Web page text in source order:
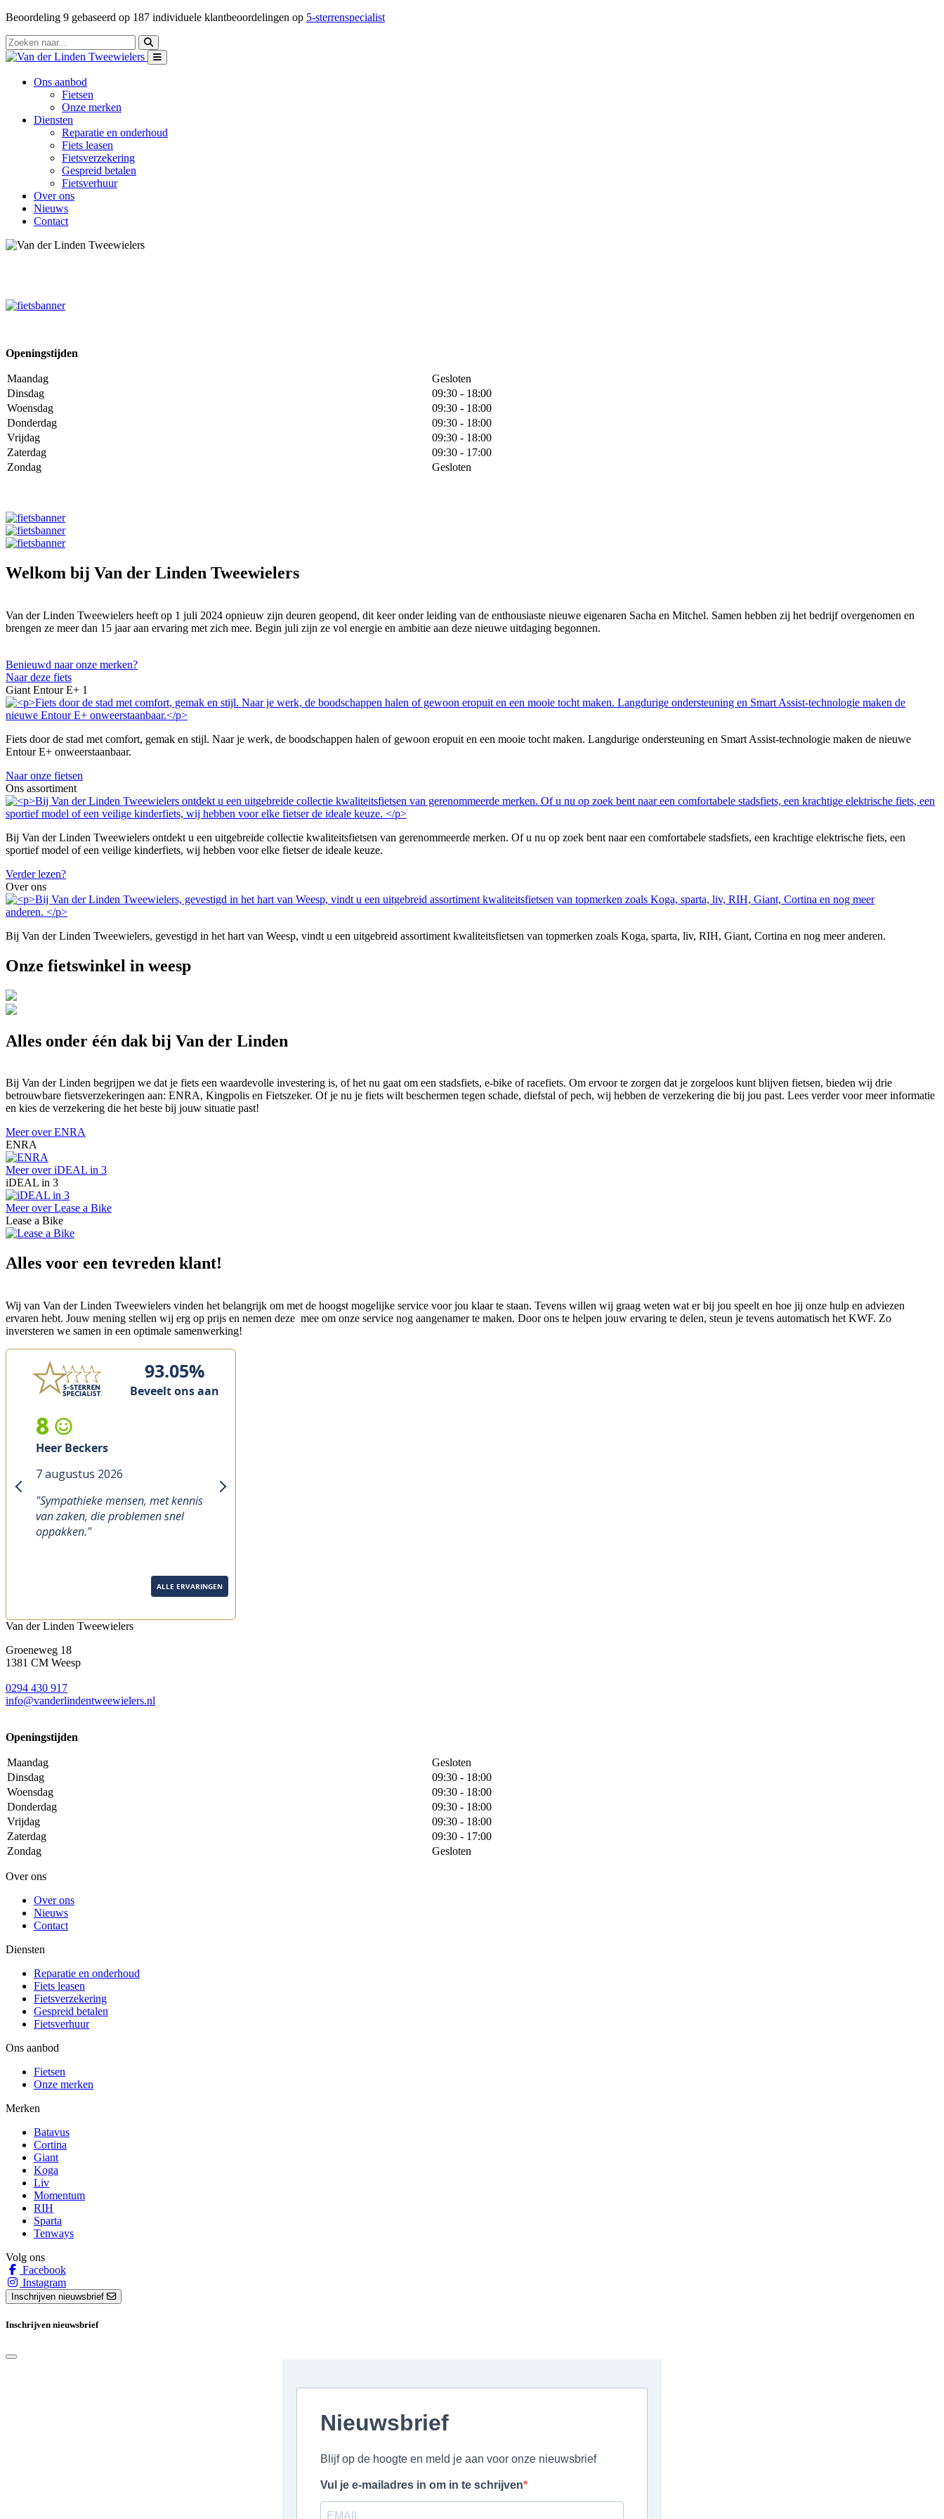
Beoordeling 9 gebaseerd op 187 individuele klantbeoordelingen op 5-sterrenspecialist
Ons aanbod
Fietsen
Onze merken
Diensten
Reparatie en onderhoud
Fiets leasen
Fietsverzekering
Gespreid betalen
Fietsverhuur
Over ons
Nieuws
Contact
Openingstijden
Maandag
Gesloten
Dinsdag
09:30 - 18:00
Woensdag
09:30 - 18:00
Donderdag
09:30 - 18:00
Vrijdag
09:30 - 18:00
Zaterdag
09:30 - 17:00
Zondag
Gesloten
Welkom bij Van der Linden Tweewielers
Van der Linden Tweewielers heeft op 1 juli 2024 opnieuw zijn deuren geopend, dit keer onder leiding van de enthousiaste nieuwe eigenaren Sacha en Mitchel. Samen hebben zij het bedrijf overgenomen en
brengen ze meer dan 15 jaar aan ervaring met zich mee. Begin juli zijn ze vol energie en ambitie aan deze nieuwe uitdaging begonnen.
Benieuwd naar onze merken?
Naar deze fiets
Giant Entour E+ 1
Fiets door de stad met comfort, gemak en stijl. Naar je werk, de boodschappen halen of gewoon eropuit en een mooie tocht maken. Langdurige ondersteuning en Smart Assist-technologie maken de nieuwe
Entour E+ onweerstaanbaar.
Naar onze fietsen
Ons assortiment
Bij Van der Linden Tweewielers ontdekt u een uitgebreide collectie kwaliteitsfietsen van gerenommeerde merken. Of u nu op zoek bent naar een comfortabele stadsfiets, een krachtige elektrische fiets, een
sportief model of een veilige kinderfiets, wij hebben voor elke fietser de ideale keuze.
Verder lezen?
Over ons
Bij Van der Linden Tweewielers, gevestigd in het hart van Weesp, vindt u een uitgebreid assortiment kwaliteitsfietsen van topmerken zoals Koga, sparta, liv, RIH, Giant, Cortina en nog meer anderen.
Onze fietswinkel in weesp
Alles onder één dak bij Van der Linden
Bij Van der Linden begrijpen we dat je fiets een waardevolle investering is, of het nu gaat om een stadsfiets, e-bike of racefiets. Om ervoor te zorgen dat je zorgeloos kunt blijven fietsen, bieden wij drie
betrouwbare fietsverzekeringen aan: ENRA, Kingpolis en Fietszeker. Of je nu je fiets wilt beschermen tegen schade, diefstal of pech, wij hebben de verzekering die bij jou past. Lees verder voor meer informatie
en kies de verzekering die het beste bij jouw situatie past!
Meer over ENRA
ENRA
Meer over iDEAL in 3
iDEAL in 3
Meer over Lease a Bike
Lease a Bike
Alles voor een tevreden klant!
Wij van Van der Linden Tweewielers vinden het belangrijk om met de hoogst mogelijke service voor jou klaar te staan. Tevens willen wij graag weten wat er bij jou speelt en hoe jij onze hulp en adviezen
ervaren hebt. Jouw mening stellen wij erg op prijs en nemen deze mee om onze service nog aangenamer te maken. Door ons te helpen jouw ervaring te delen, steun je tevens automatisch het KWF. Zo
inversteren we samen in een optimale samenwerking!
93.05%
Beveelt ons aan
8
Heer Beckers
7 augustus 2026
"Sympathieke mensen, met kennis
van zaken, die problemen snel
oppakken."
next
ALLE ERVARINGEN
Van der Linden Tweewielers
Groeneweg 18
1381 CM Weesp
0294 430 917
info@vanderlindentweewielers.nl
Openingstijden
Maandag
Gesloten
Dinsdag
09:30 - 18:00
Woensdag
09:30 - 18:00
Donderdag
09:30 - 18:00
Vrijdag
09:30 - 18:00
Zaterdag
09:30 - 17:00
Zondag
Gesloten
Over ons
Over ons
Nieuws
Contact
Diensten
Reparatie en onderhoud
Fiets leasen
Fietsverzekering
Gespreid betalen
Fietsverhuur
Ons aanbod
Fietsen
Onze merken
Merken
Batavus
Cortina
Giant
Koga
Liv
Momentum
RIH
Sparta
Tenways
Volg ons
Facebook
Instagram
Inschrijven nieuwsbrief
Inschrijven nieuwsbrief